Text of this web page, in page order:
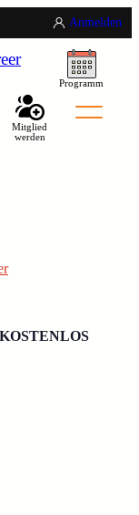
Anmelden
Programm
Mitglied
werden
KOSTENLOS